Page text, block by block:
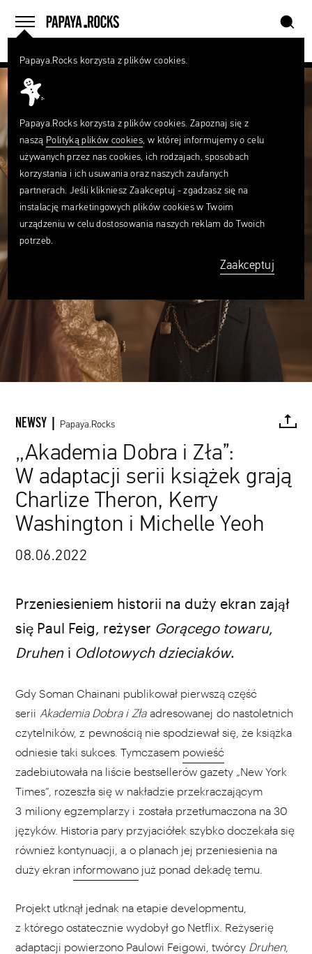
menu
home szukaj
NEWSY | Papaya.Rocks
„Akademia Dobra i Zła”:
W adaptacji serii książek grają
Charlize Theron, Kerry
Washington i Michelle Yeoh
08.06.2022 Helen Sloan / Netflix / materiały prasowe
FACEBOOK TWITTER PINTEREST
Przeniesieniem historii na duży ekran zajął
się Paul Feig, reżyser Gorącego towaru,
Druheni Odlotowych dzieciaków.
Gdy Soman Chainani publikował pierwszą część
serii Akademia Dobra i Zła adresowanej do nastoletnich
czytelników, z pewnością nie spodziewał się, że książka
odniesie taki sukces. Tymczasem powieść
zadebiutowała na liście bestsellerów gazety „New York
Times”, rozeszła się w nakładzie przekraczającym
3 miliony egzemplarzy i została przetłumaczona na 30
języków. Historia pary przyjaciółek szybko doczekała się
również kontynuacji, a o planach jej przeniesienia na
duży ekran informowano już ponad dekadę temu.
Projekt utknął jednak na etapie developmentu,
z którego ostatecznie wydobył go Netflix. Reżyserię
adaptacji powierzono Paulowi Feigowi, twórcy Druhen,
Papaya.Rocks korzysta z plików cookies.
Papaya.Rocks korzysta z plików cookies. Zapoznaj się z
naszą Polityką plików cookies, w której informujemy o celu
używanych przez nas cookies, ich rodzajach, sposobach
korzystania i ich usuwania oraz naszych zaufanych
partnerach. Jeśli klikniesz Zaakceptuj - zgadzasz się na
instalację marketingowych plików cookies w Twoim
urządzeniu w celu dostosowania naszych reklam do Twoich
potrzeb.
Zaakceptuj
Czego
szukasz?